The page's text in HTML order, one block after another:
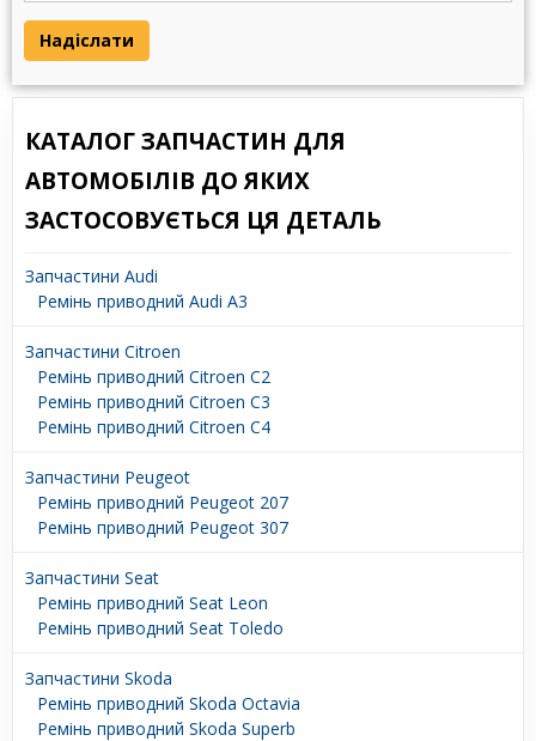
Надіслати
КАТАЛОГ ЗАПЧАСТИН ДЛЯ
АВТОМОБІЛІВ ДО ЯКИХ
ЗАСТОСОВУЄТЬСЯ ЦЯ ДЕТАЛЬ
Запчастини Audi
Ремінь приводний Audi A3
Запчастини Citroen
Ремінь приводний Citroen C2
Ремінь приводний Citroen C3
Ремінь приводний Citroen C4
Запчастини Peugeot
Ремінь приводний Peugeot 207
Ремінь приводний Peugeot 307
Запчастини Seat
Ремінь приводний Seat Leon
Ремінь приводний Seat Toledo
Запчастини Skoda
Ремінь приводний Skoda Octavia
Ремінь приводний Skoda Superb